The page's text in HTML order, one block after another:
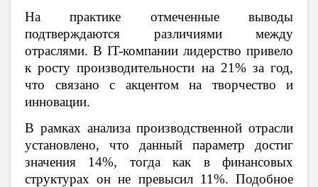
На практике отмеченные выводы
подтверждаются различиями между
отраслями. В IT-компании лидерство привело
к росту производительности на 21% за год,
что связано с акцентом на творчество и
инновации.
В рамках анализа производственной отрасли
установлено, что данный параметр достиг
значения 14%, тогда как в финансовых
структурах он не превысил 11%. Подобное